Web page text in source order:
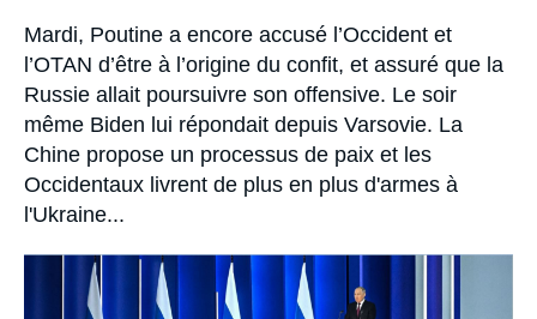
Accroche
Mardi, Poutine a encore accusé l’Occident et
l’OTAN d’être à l’origine du confit, et assuré que la
Russie allait poursuivre son offensive. Le soir
même Biden lui répondait depuis Varsovie. La
Chine propose un processus de paix et les
Occidentaux livrent de plus en plus d'armes à
l'Ukraine...
principale
médiatique